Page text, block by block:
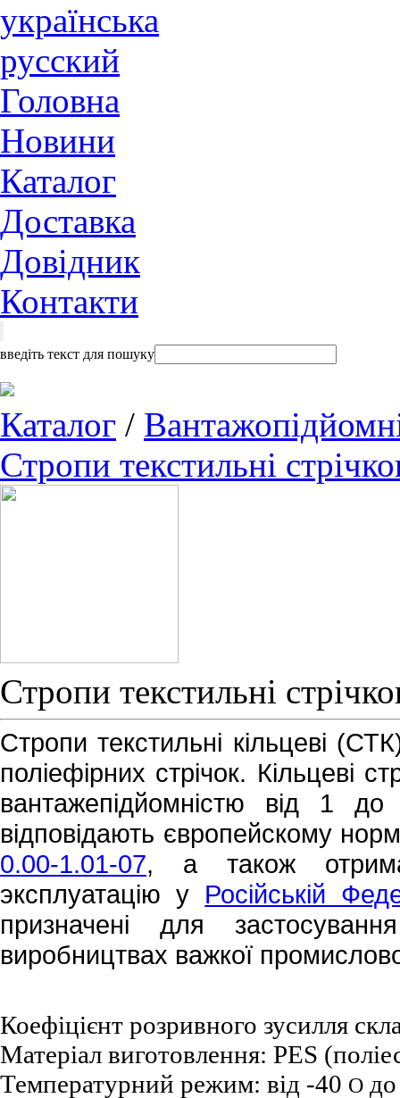
українська
русский
Головна
Новини
Каталог
Доставка
Довідник
Контакти
введіть текст для пошуку
Каталог /
Стропи текстильні
Стропи текстильні
Стропи текстильні кільцеві
поліефірних стрічок. Кільцеві
вантажепідйомністю від 1
відповідають європейскому
0.00-1.01-07, а також
эксплуатацію у Російській
призначені для
виробництвах важкої
Коефіцієнт розривного зусилля
Матеріал виготовлення: PES
Температурний режим: від -40 О